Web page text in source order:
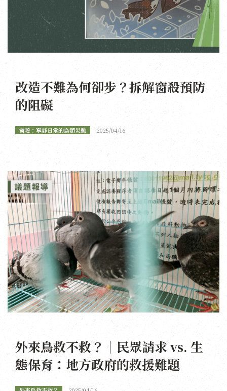
改造不難為何卻步？拆解窗殺預防
的阻礙
窗殺：寧靜日常的鳥類災難 2025/04/16
外來鳥救不救？｜民眾請求 vs. 生
態保育：地方政府的救援難題